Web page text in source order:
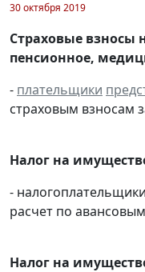
30 октября 2019
Страховые взносы
пенсионное,
- плательщики
страховым взносам
Налог на
- налогоплательщики
расчет по
Налог на